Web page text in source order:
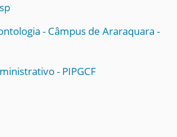
- Câmpus de Araraquara -
- PIPGCF